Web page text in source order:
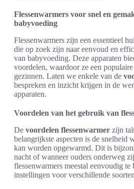
Flessenwarmers voor snel en
babyvoeding
Flessenwarmers zijn een essentieel
die op zoek zijn naar eenvoud en
van babyvoeding. Deze apparaten
voordelen, waardoor ze een
gezinnen. Laten we enkele van de
bespreken en inzicht krijgen in de
apparaten.
Voordelen van het gebruik van
De voordelen flessenwarmer zijn
belangrijkste aspecten is de snelheid
kan worden opgewarmd. Dit is
nacht of wanneer ouders onderweg
flessenwarmers meestal eenvoudig
instellingen voor verschillende